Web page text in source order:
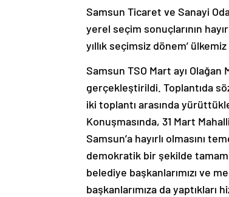
Samsun Ticaret ve Sanayi
yerel seçim sonuçlarının
yıllık seçimsiz dönem’
Samsun TSO Mart ayı Olağan
gerçekleştirildi. Toplantıda
iki toplantı arasında
Konuşmasında, 31 Mart
Samsun’a hayırlı olmasını
demokratik bir şekilde
belediye başkanlarımızı ve
başkanlarımıza da